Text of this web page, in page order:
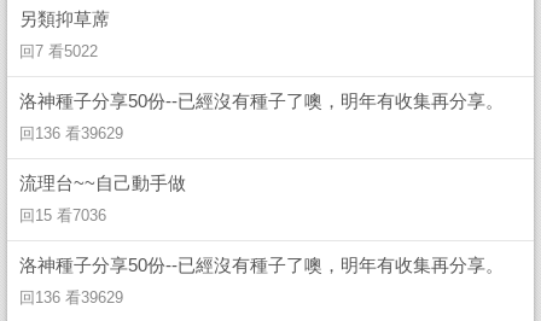
另類抑草蓆
回7 看5022
洛神種子分享50份--已經沒有種子了噢，明年有收集再分享。
回136 看39629
流理台~~自己動手做
回15 看7036
洛神種子分享50份--已經沒有種子了噢，明年有收集再分享。
回136 看39629